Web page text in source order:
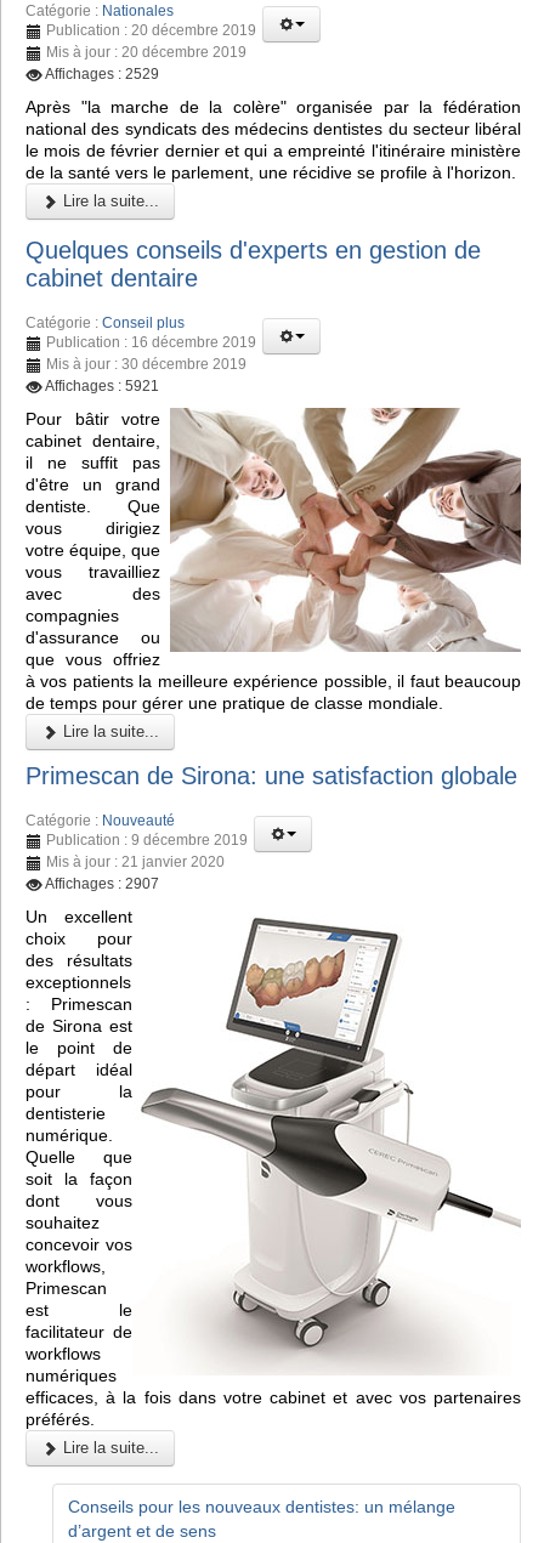
Catégorie : Nationales
Publication : 20 décembre 2019
Mis à jour : 20 décembre 2019
Affichages : 2529
Après "la marche de la colère" organisée par la fédération
national des syndicats des médecins dentistes du secteur libéral
le mois de février dernier et qui a empreinté l'itinéraire ministère
de la santé vers le parlement, une récidive se profile à l'horizon.
Lire la suite...
Quelques conseils d'experts en gestion de
cabinet dentaire
Catégorie : Conseil plus
Publication : 16 décembre 2019
Mis à jour : 30 décembre 2019
Affichages : 5921
Pour bâtir votre
cabinet dentaire,
il ne suffit pas
d'être un grand
dentiste. Que
vous dirigiez
votre équipe, que
vous travailliez
avec des
compagnies
d'assurance ou
que vous offriez
à vos patients la meilleure expérience possible, il faut beaucoup
de temps pour gérer une pratique de classe mondiale.
Lire la suite...
Primescan de Sirona: une satisfaction globale
Catégorie : Nouveauté
Publication : 9 décembre 2019
Mis à jour : 21 janvier 2020
Affichages : 2907
Un excellent
choix pour
des résultats
exceptionnels
: Primescan
de Sirona est
le point de
départ idéal
pour la
dentisterie
numérique.
Quelle que
soit la façon
dont vous
souhaitez
concevoir vos
workflows,
Primescan
est le
facilitateur de
workflows
numériques
efficaces, à la fois dans votre cabinet et avec vos partenaires
préférés.
Lire la suite...
Conseils pour les nouveaux dentistes: un mélange
d’argent et de sens